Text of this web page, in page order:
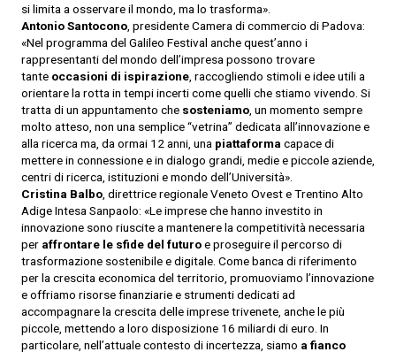
si limita a osservare il mondo, ma lo trasforma».
Antonio Santocono , presidente Camera di commercio di Padova:
«Nel programma del Galileo Festival anche quest’anno i
rappresentanti del mondo dell’impresa possono trovare
tante occasioni di ispirazione , raccogliendo stimoli e idee utili a
orientare la rotta in tempi incerti come quelli che stiamo vivendo. Si
tratta di un appuntamento che sosteniamo , un momento sempre
molto atteso, non una semplice “vetrina” dedicata all’innovazione e
alla ricerca ma, da ormai 12 anni, una piattaforma capace di
mettere in connessione e in dialogo grandi, medie e piccole aziende,
centri di ricerca, istituzioni e mondo dell’Università».
Cristina Balbo , direttrice regionale Veneto Ovest e Trentino Alto
Adige Intesa Sanpaolo: «Le imprese che hanno investito in
innovazione sono riuscite a mantenere la competitività necessaria
per affrontare le sfide del futuroe proseguire il percorso di
trasformazione sostenibile e digitale. Come banca di riferimento
per la crescita economica del territorio, promuoviamo l’innovazione
e offriamo risorse finanziarie e strumenti dedicati ad
accompagnare la crescita delle imprese trivenete, anche le più
piccole, mettendo a loro disposizione 16 miliardi di euro. In
particolare, nell’attuale contesto di incertezza, siamo a fianco